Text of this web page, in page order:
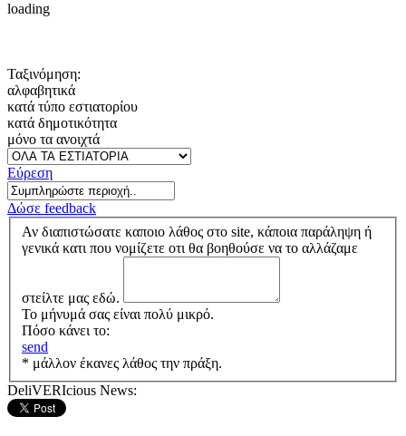
loading
Ταξινόμηση:
αλφαβητικά
κατά τύπο εστιατορίου
κατά δημοτικότητα
μόνο τα ανοιχτά
Εύρεση
Δώσε feedback
Αν διαπιστώσατε καποιο λάθος στο site, κάποια παράληψη ή
γενικά κατι που νομίζετε οτι θα βοηθούσε να το αλλάζαμε
στείλτε μας εδώ.
Το μήνυμά σας είναι πολύ μικρό.
Πόσο κάνει το:
send
* μάλλον έκανες λάθος την πράξη.
DeliVERIcious News: